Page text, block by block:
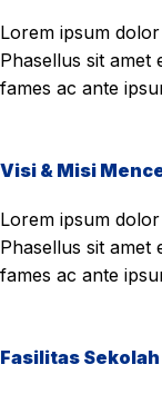
Lorem ipsum
Phasellus sit amet
fames ac ante
Visi & Misi
Lorem ipsum
Phasellus sit amet
fames ac ante
Fasilitas